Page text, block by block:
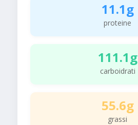
11.1g
proteine
111.1g
carboidrati
55.6g
grassi